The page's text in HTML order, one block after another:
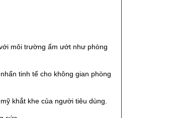
môi trường ẩm ướt như phòng
tinh tế cho không gian phòng
khắt khe của người tiêu dùng.